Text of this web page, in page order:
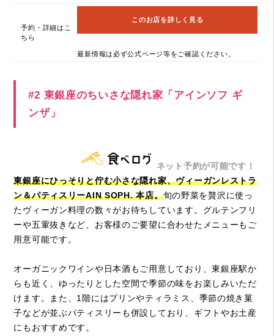
予約・詳細はこ
ちら
このお店を詳しく見る
最新情報は必ず公式ページ等をご確認ください。
#2 東銀座のちいさな隠れ家「アインソフ ギ
ンザ」
ネット予約が可能です！
東銀座にひっそりと佇む小さな隠れ家、ヴィーガンレストラ
ン＆パティスリーAIN SOPH. 本店。旬の野菜を贅沢に使っ
たヴィーガン料理の数々がお待ちしています。グルテンフリ
ーや五葷抜きなど、お客様のご要望に合わせたメニューもご
用意可能です。
オーガニックワインや日本酒もご用意しており、東銀座駅か
らも近く、ゆったりとした空間で季節の味をお楽しみいただ
けます。また、1階にはプリンやティラミス、季節の焼き菓
子などが並ぶパティスリーも併設しており、ギフトやお土産
にもおすすめです。